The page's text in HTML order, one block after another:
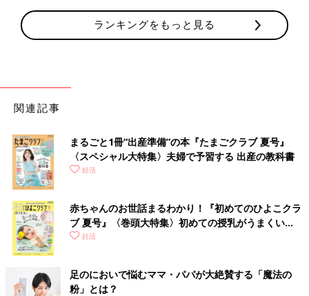
ランキングをもっと見る
関連記事
まるごと1冊“出産準備”の本『たまごクラブ 夏号』
〈スペシャル大特集〉夫婦で予習する 出産の教科書
妊活
赤ちゃんのお世話まるわかり！『初めてのひよこクラ
ブ 夏号』〈巻頭大特集〉初めての授乳がうまくい
く！ おっぱい・ミルクの基本と夏のトラブル 解決テ
妊活
足のにおいで悩むママ・パパが大絶賛する「魔法の
粉」とは？